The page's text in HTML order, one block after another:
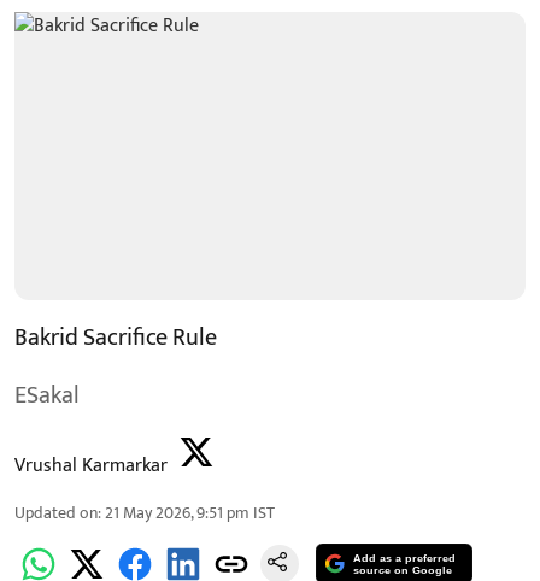
Bakrid Sacrifice Rule
ESakal
Vrushal Karmarkar
Updated on:21 May 2026, 9:51 pm IST
Add as a preferred
source on Google